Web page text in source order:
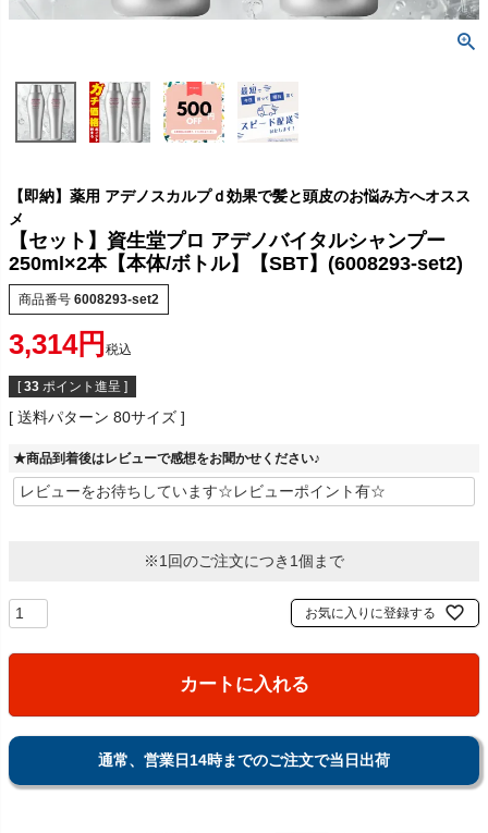
【即納】薬用 アデノスカルプｄ効果で髪と頭皮のお悩み方へオスス
メ
【セット】資生堂プロ アデノバイタルシャンプー
250ml×2本【本体/ボトル】【SBT】(6008293-set2)
商品番号 6008293-set2
3,314 税込
[ 33 ポイント進呈 ]
送料パターン 80サイズ
★商品到着後はレビューで感想をお聞かせください♪
※1回のご注文につき1個まで
お気に入りに登録する
カートに入れる
通常、営業日14時までのご注文で当日出荷